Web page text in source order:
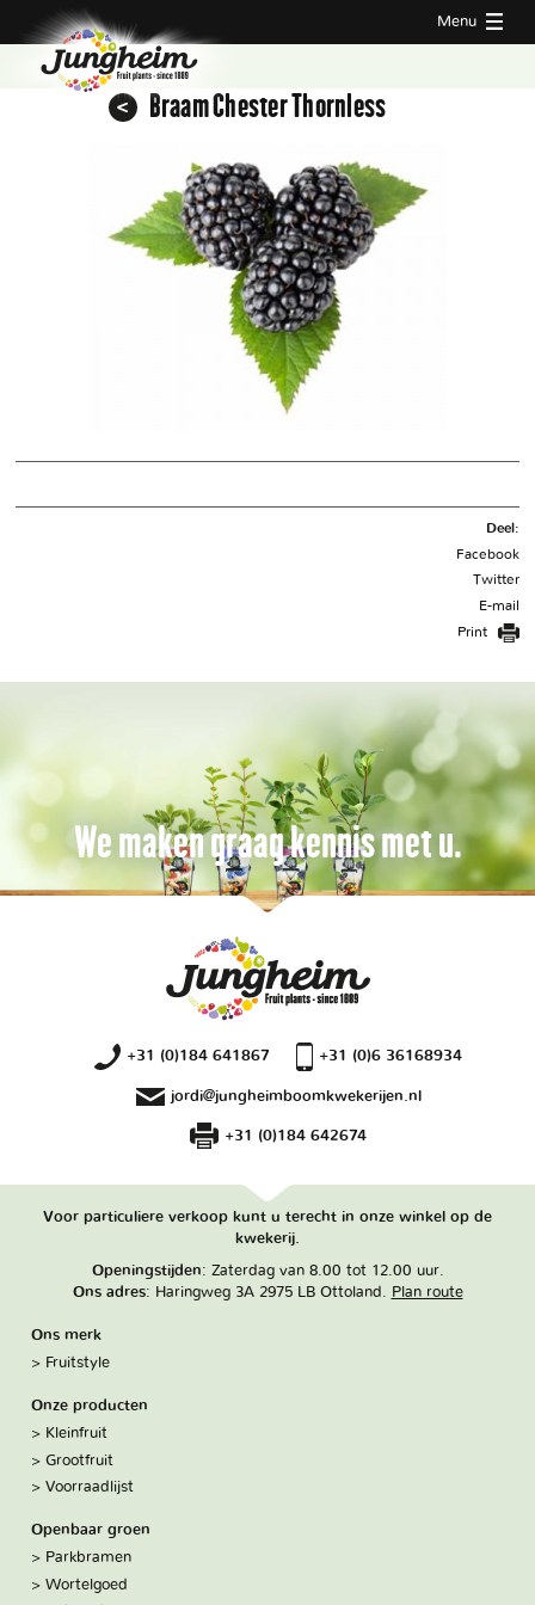
Menu
Braam Chester Thornless
Deel:
Facebook
Twitter
E-mail
Print
We maken graag kennis met u.
+31 (0)184 641867 +31 (0)6 36168934
jordi@jungheimboomkwekerijen.nl
+31 (0)184 642674
Voor particuliere verkoop kunt u terecht in onze winkel op de
kwekerij.
Openingstijden: Zaterdag van 8.00 tot 12.00 uur.
Ons adres: Haringweg 3A 2975 LB Ottoland. Plan route
Ons merk
Fruitstyle
Onze producten
Kleinfruit
Grootfruit
Voorraadlijst
Openbaar groen
Parkbramen
Wortelgoed